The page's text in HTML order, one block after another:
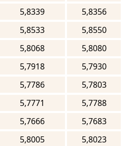
5,8339
5,8356
5,8533
5,8550
5,8068
5,8080
5,7918
5,7930
5,7786
5,7803
5,7771
5,7788
5,7666
5,7683
5,8005
5,8023